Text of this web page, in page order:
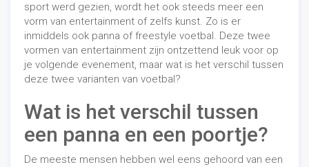
sport werd gezien, wordt het ook steeds meer een
vorm van entertainment of zelfs kunst. Zo is er
inmiddels ook panna of freestyle voetbal. Deze twee
vormen van entertainment zijn ontzettend leuk voor op
je volgende evenement, maar wat is het verschil tussen
deze twee varianten van voetbal?
Wat is het verschil tussen
een panna en een poortje?
De meeste mensen hebben wel eens gehoord van een